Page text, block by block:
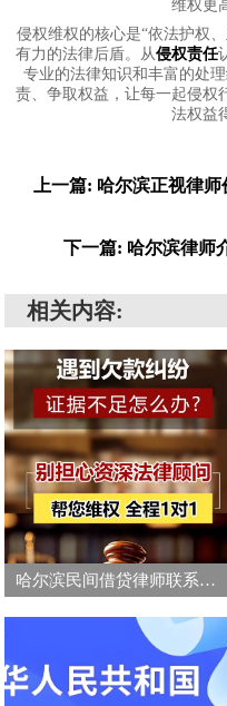
维权更
侵权维权的核心是“依法护权
有力的法律后盾。从侵权责任
专业的法律知识和丰富的处
责、争取权益，让每一起侵权
法权益
上一篇: 哈尔滨正视律
下一篇: 哈尔滨律师
相关内容:
哈尔滨民间借贷律师联系方式